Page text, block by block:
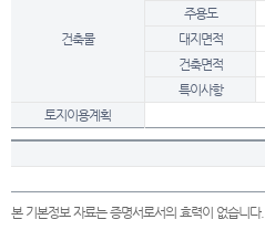
건축물
주용도
대지면적
건축면적
특이사항
토지이용계획
본 기본정보 자료는 증명서로서의 효력이 없습니다.